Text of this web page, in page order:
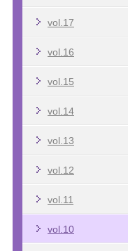
vol.17
vol.16
vol.15
vol.14
vol.13
vol.12
vol.11
vol.10